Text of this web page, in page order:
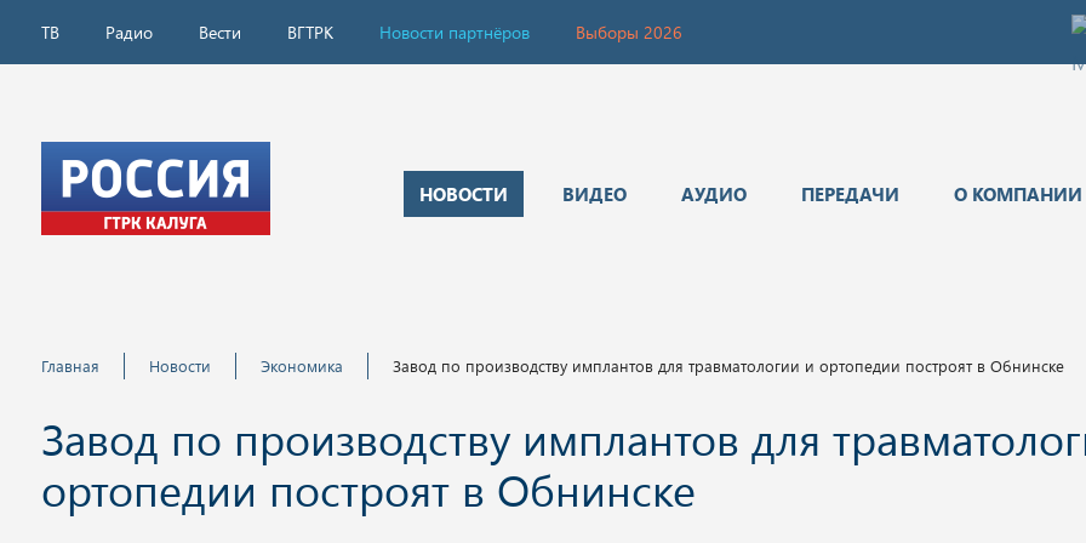
ТВ Радио Вести ВГТРК Новости партнёров Выборы 2026
НОВОСТИ ВИДЕО АУДИО ПЕРЕДАЧИ О КОМПАНИИ
Главная Новости Экономика Завод по производству имплантов для травматологии и ортопедии построят в Обнинске
Завод по производству имплантов для
ортопедии построят в Обнинске